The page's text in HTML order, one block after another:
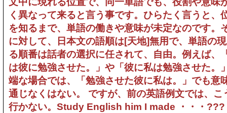
く異なって来ると言う事です。ひらたく言うと、
を知るまで、単語の働きや意味が未定なのです。
に対して、日本文の語順は[天地]無用で、単語の
る順番は話者の選択に任されて、自由。例えば、
は彼に勉強させた。」や「彼に私は勉強させた。
端な場合では、「勉強させた彼に私は。」でも意
通じなくはない。 ですが、前の英語例文では、こ
行かない。Study English him I made ・・・???